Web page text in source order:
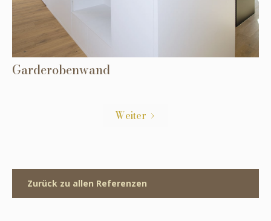
Garderobenwand
Weiter
Zurück zu allen Referenzen